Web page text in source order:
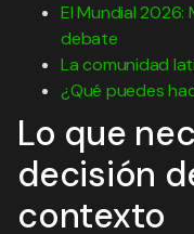
El Mundial 2026:
debate
La comunidad
¿Qué puedes
Lo que
decisión
contexto